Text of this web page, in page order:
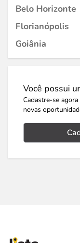
Belo Horizonte
Florianópolis
Goiânia
Você possui
Cadastre-se
novas